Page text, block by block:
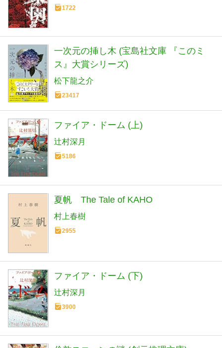
1722
一次元の挿し木 (宝島社文庫 『このミ
ス』大賞シリーズ)
松下龍之介
23417
ファイア・ドーム (上)
辻村深月
5186
夏帆 The Tale of KAHO
村上春樹
2955
ファイア・ドーム (下)
辻村深月
3900